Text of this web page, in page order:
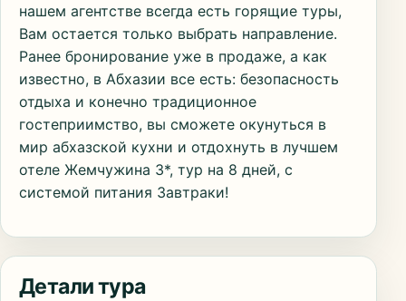
нашем агентстве всегда есть горящие туры,
Вам остается только выбрать направление.
Ранее бронирование уже в продаже, а как
известно, в Абхазии все есть: безопасность
отдыха и конечно традиционное
гостеприимство, вы сможете окунуться в
мир абхазской кухни и отдохнуть в лучшем
отеле Жемчужина 3*, тур на 8 дней, с
системой питания Завтраки!
Детали тура